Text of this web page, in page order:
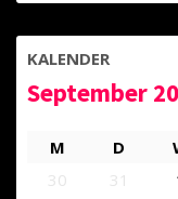
KALENDER
September
M D
30
31